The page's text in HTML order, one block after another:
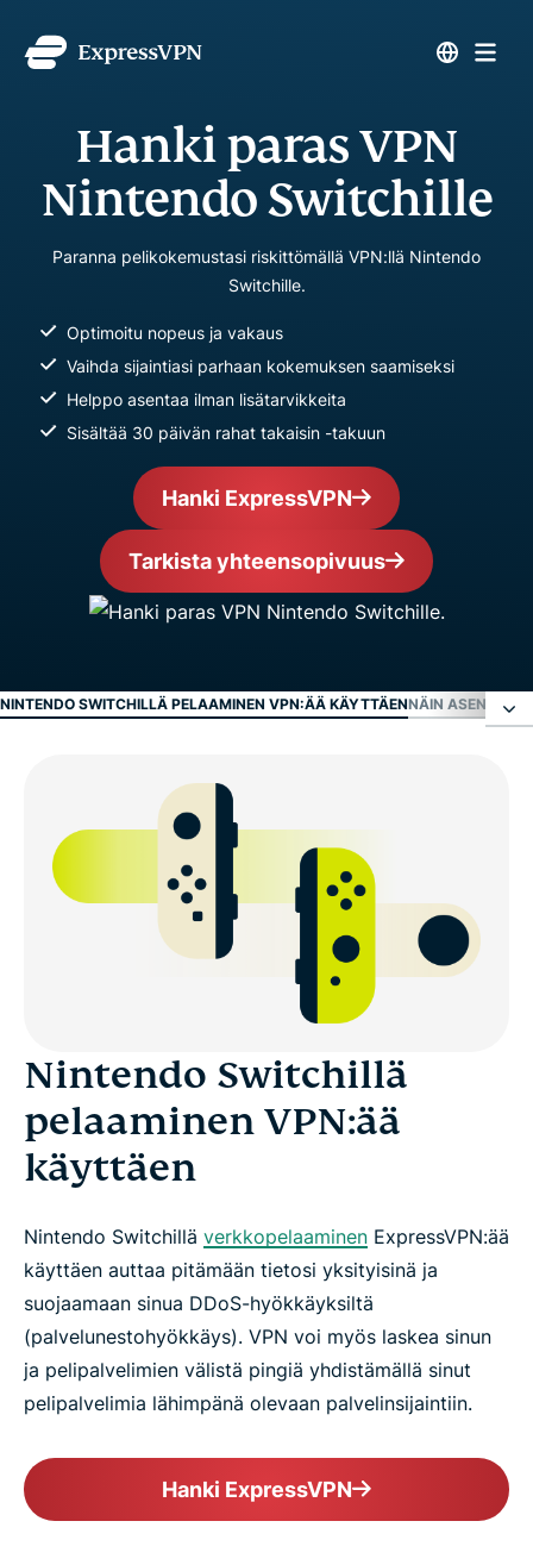
Hanki paras VPN
Nintendo Switchille
Paranna pelikokemustasi riskittömällä VPN:llä Nintendo
Switchille.
Optimoitu nopeus ja vakaus
Vaihda sijaintiasi parhaan kokemuksen saamiseksi
Helppo asentaa ilman lisätarvikkeita
Sisältää 30 päivän rahat takaisin -takuun
Hanki ExpressVPN
Tarkista yhteensopivuus
NINTENDO SWITCHILLÄ PELAAMINEN VPN:ÄÄ KÄYTTÄENNÄIN ASENNAT
Näin asennat ExpressVPN:n Nintendo Switchille
Video: Näin käytät ExpressVPN:ää Nintendo
Lataa ExpressVPN kaikille laitteillesi
Usein kysytyt kysymykset
Miksi valita ExpressVPN?
Asiakkaat pitävät ExpressVPN:stä Nintendo
Switchillä
Kokeile riskitöntä VPN:ää Nintendo Switchille jo
tänään
Nintendo Switchillä
pelaaminen VPN:ää
käyttäen
Nintendo Switchillä verkkopelaaminen ExpressVPN:ää
käyttäen auttaa pitämään tietosi yksityisinä ja
suojaamaan sinua DDoS-hyökkäyksiltä
(palvelunestohyökkäys). VPN voi myös laskea sinun
ja pelipalvelimien välistä pingiä yhdistämällä sinut
pelipalvelimia lähimpänä olevaan palvelinsijaintiin.
Hanki ExpressVPN